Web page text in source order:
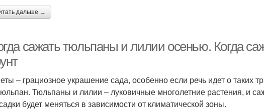
дальше →
сажать тюльпаны и лилии осенью. Когда
– грациозное украшение сада, особенно если речь идет о таких
Тюльпаны и лилии – луковичные многолетние растения, и
будет меняться в зависимости от климатической зоны.